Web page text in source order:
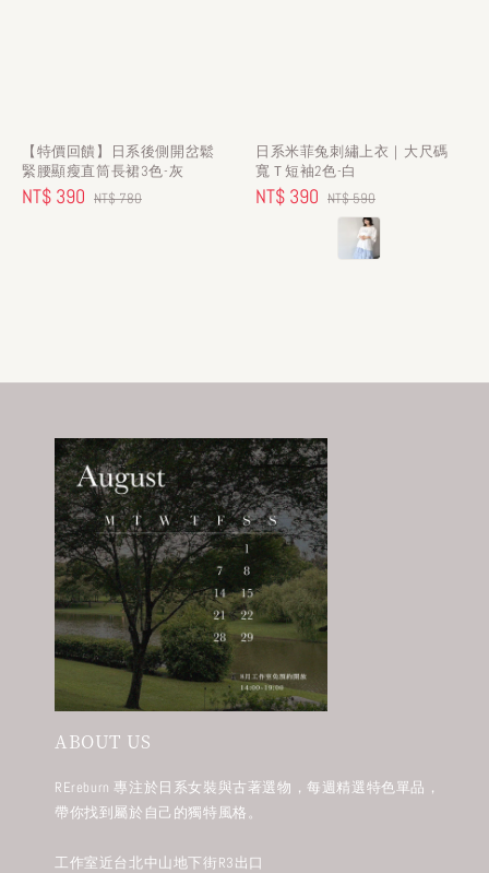
【特價回饋】日系後側開岔鬆
緊腰顯瘦直筒長裙3色-灰
Sale
NT$ 390 Regular
NT$ 780
日系米菲兔刺繡上衣｜大尺碼
寬Ｔ短袖2色-白
Sale
NT$ 390 Regular
price
NT$ 590
ABOUT US
REreburn 專注於日系女裝與古著選物，每週精選特色單品，
帶你找到屬於自己的獨特風格。
工作室近台北中山地下街R3出口